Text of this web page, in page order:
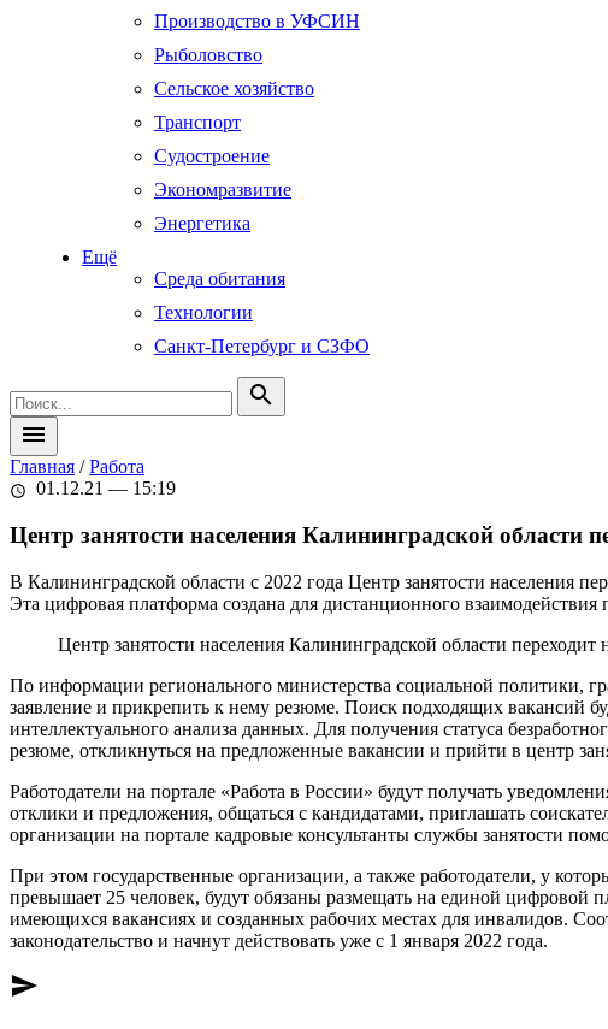
Производство в УФСИН
Рыболовство
Сельское хозяйство
Транспорт
Судостроение
Экономразвитие
Энергетика
Ещё
Среда обитания
Технологии
Санкт-Петербург и СЗФО
search
menu
Главная /Работа
schedule 01.12.21 — 15:19
Центр занятости населения Калининградской области
В Калининградской области с 2022 года Центр занятости населения
Эта цифровая платформа создана для дистанционного
Центр занятости населения Калининградской области
По информации регионального министерства социальной политики,
заявление и прикрепить к нему резюме. Поиск подходящих вакансий
интеллектуального анализа данных. Для получения статуса
резюме, откликнуться на предложенные вакансии и прийти в центр
Работодатели на портале «Работа в России» будут получать
отклики и предложения, общаться с кандидатами, приглашать
организации на портале кадровые консультанты службы занятости
При этом государственные организации, а также работодатели, у
превышает 25 человек, будут обязаны размещать на единой цифровой
имеющихся вакансиях и созданных рабочих местах для инвалидов.
законодательство и начнут действовать уже с 1 января 2022 года.
send